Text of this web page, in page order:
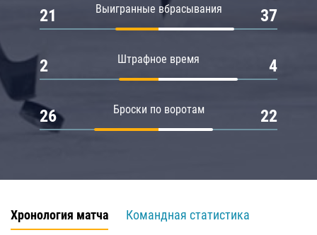
Выигранные вбрасывания
21 37
Штрафное время
2 4
Броски по воротам
26 22
Хронология матча
Командная статистика